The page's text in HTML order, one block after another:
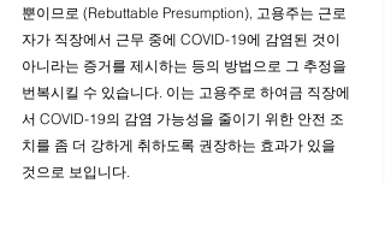
뿐이므로 (Rebuttable Presumption), 고용주는 근로
자가 직장에서 근무 중에 COVID-19에 감염된 것이
아니라는 증거를 제시하는 등의 방법으로 그 추정을
번복시킬 수 있습니다. 이는 고용주로 하여금 직장에
서 COVID-19의 감염 가능성을 줄이기 위한 안전 조
치를 좀 더 강하게 취하도록 권장하는 효과가 있을
것으로 보입니다.